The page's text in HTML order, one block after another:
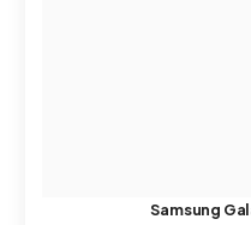
Samsung